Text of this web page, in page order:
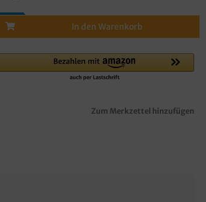
In den Warenkorb
Zum Merkzettel hinzufügen